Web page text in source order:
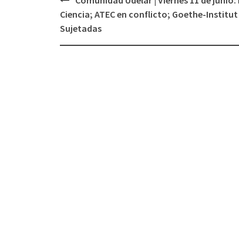
Navegación
de
entradas
Ciencia; ATEC en conflicto; Goethe-
Sujetadas